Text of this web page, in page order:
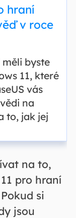
hraní
v roce
byste
11, které
vás
na
to, jak jej
na to,
pro hraní
si
jsou